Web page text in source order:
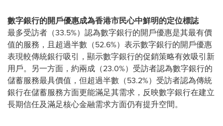
數字銀行的開戶優惠成為香港市民心中鮮明的定位標誌
最多受訪者（33.5%）認為數字銀行的開戶優惠是其最有價
值的服務，且超過半數（52.6%）表示數字銀行的開戶優惠
表現較傳統銀行吸引，顯示數字銀行的促銷策略有效吸引新
用戶。另一方面，約兩成（23.0%）受訪者認為數字銀行的
儲蓄服務最具價值，但超過半數（53.2%）受訪者認為傳統
銀行在儲蓄服務方面更能滿足其需求，反映數字銀行在建立
長期信任及滿足核心金融需求方面仍有提升空間。